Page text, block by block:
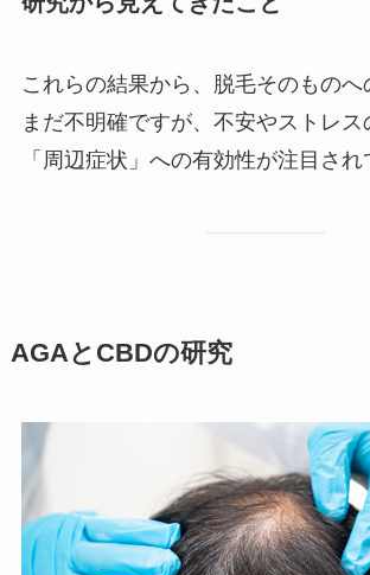
これらの結果から、脱毛そのものへ
まだ不明確ですが、不安やストレス
「周辺症状」への有効性が注目され
AGAとCBDの研究